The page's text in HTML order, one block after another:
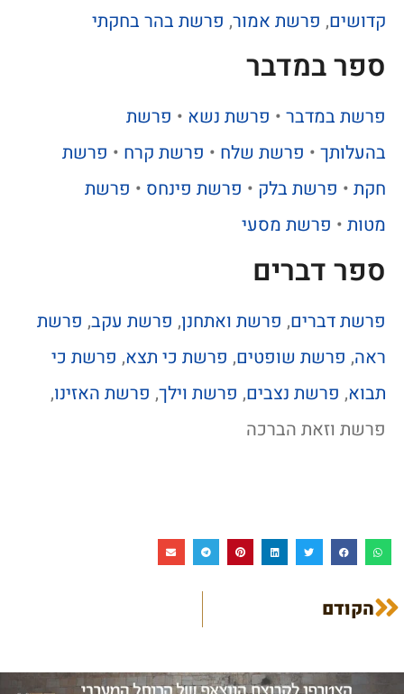
קדושים, פרשת אמור, פרשת בהר בחקתי
ספר במדבר
פרשת במדבר • פרשת נשא • פרשת
בהעלותך • פרשת שלח • פרשת קרח • פרשת
חקת • פרשת בלק • פרשת פינחס • פרשת
מטות • פרשת מסעי
ספר דברים
פרשת דברים, פרשת ואתחנן, פרשת עקב, פרשת
ראה, פרשת שופטים, פרשת כי תצא, פרשת כי
תבוא, פרשת נצבים, פרשת וילך, פרשת האזינו,
פרשת וזאת הברכה
הקודם